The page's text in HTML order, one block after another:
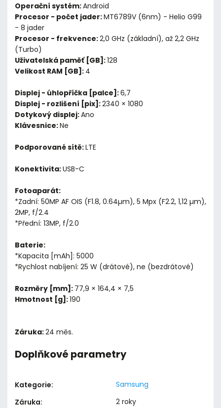
Operační systém:Android
Procesor - počet jader:MT6789V (6nm) - Helio G99
- 8 jader
Procesor - frekvence:2,0 GHz (základní), až 2,2 GHz
(Turbo)
Uživatelská paměť [GB]:128
Velikost RAM [GB]: 4
Displej - úhlopříčka [palce]:6,7
Displej - rozlišení [pix]:2340 × 1080
Dotykový displej:Ano
Klávesnice:Ne
Podporované sítě:LTE
Konektivita:USB-C
Fotoaparát:
*Zadní: 50MP AF OIS (F1.8, 0.64µm), 5 Mpx (F2.2, 1,12 µm),
2MP, f/2.4
*Přední: 13MP, f/2.0
Baterie:
*Kapacita [mAh]: 5000
*Rychlost nabíjení: 25 W (drátové), ne (bezdrátové)
Rozměry [mm]: 77,9 × 164,4 × 7,5
Hmotnost [g]:190
Záruka:24 měs.
Doplňkové parametry
Kategorie:
Samsung
Záruka: 2 roky